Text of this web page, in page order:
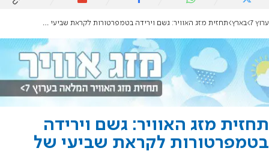
ערוץ 7 בארץ תחזית מזג האוויר: גשם וירידה בטמפרטורות לקראת שביעי של פסח
תחזית מזג האוויר: גשם וירידה
בטמפרטורות לקראת שביעי של